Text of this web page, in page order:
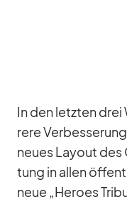
In den letz­ten
rere
neues Lay­out
tung in al­len
neue „He­roes